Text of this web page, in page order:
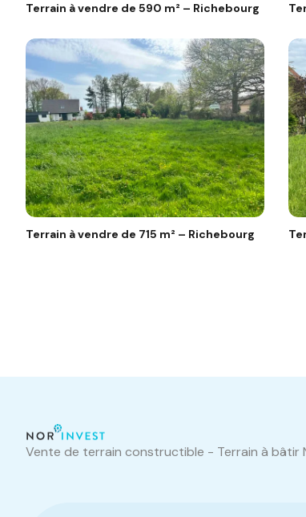
Terrain à vendre de 590 m² – Richebourg
Terrain à vendre de 715 m² – Richebourg
Vente de terrain constructible - Terrain à bâtir